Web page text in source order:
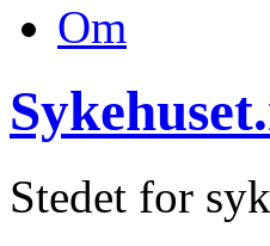
Om
Stedet for